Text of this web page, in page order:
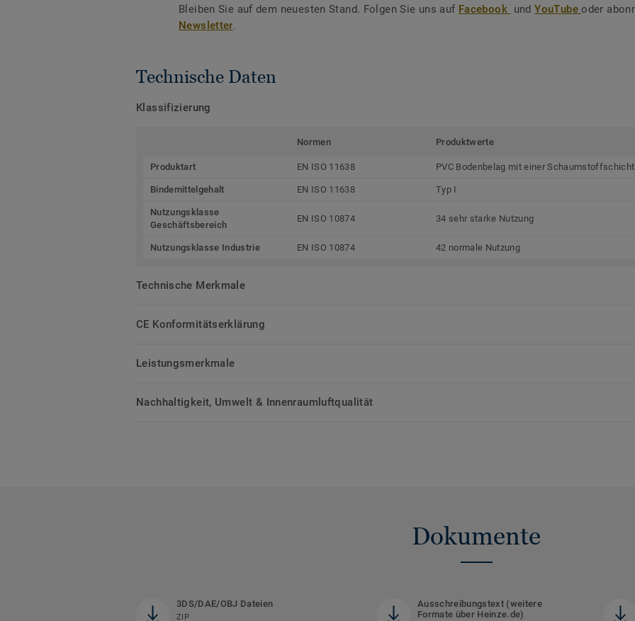
Bleiben Sie auf dem neuesten Stand. Folgen Sie uns auf Facebook undYouTubeoder
Newsletter.
Technische Daten
Klassifizierung
Normen Produktwerte
Produktart EN ISO 11638 PVC Bodenbelag mit einer Schaumstoffschicht
Bindemittelgehalt EN ISO 11638 Typ I
Nutzungsklasse
Geschäftsbereich
EN ISO 10874 34 sehr starke Nutzung
Nutzungsklasse Industrie EN ISO 10874 42 normale Nutzung
Technische Merkmale
CE Konformitätserklärung
Leistungsmerkmale
Nachhaltigkeit, Umwelt & Innenraumluftqualität
Dokumente
3DS/DAE/OBJ Dateien
ZIP
Ausschreibungstext (weitere
Formate über Heinze.de)